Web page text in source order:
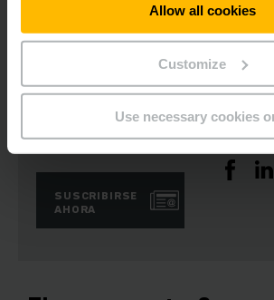
Allow all cookies
Customize
Use necessary cookies
los costes sean excesivos.
suscripción a
boletín
SUSCRIBIRSE
AHORA
Redes